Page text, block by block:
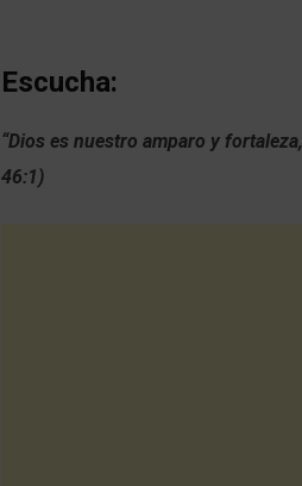
Escucha:
“Dios es nuestro amparo y fortaleza,
46:1)